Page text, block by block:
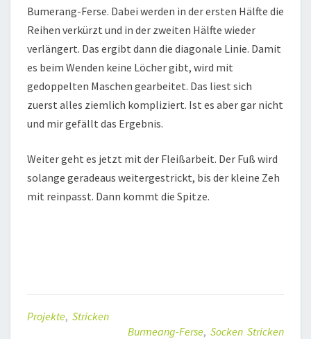
Bumerang-Ferse. Dabei werden in der ersten Hälfte die
Reihen verkürzt und in der zweiten Hälfte wieder
verlängert. Das ergibt dann die diagonale Linie. Damit
es beim Wenden keine Löcher gibt, wird mit
gedoppelten Maschen gearbeitet. Das liest sich
zuerst alles ziemlich kompliziert. Ist es aber gar nicht
und mir gefällt das Ergebnis.
Weiter geht es jetzt mit der Fleißarbeit. Der Fuß wird
solange geradeaus weitergestrickt, bis der kleine Zeh
mit reinpasst. Dann kommt die Spitze.
Projekte, Stricken
Burmeang-Ferse, Socken Stricken